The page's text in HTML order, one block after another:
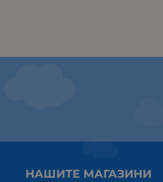
НАШИТЕ МАГАЗИНИ